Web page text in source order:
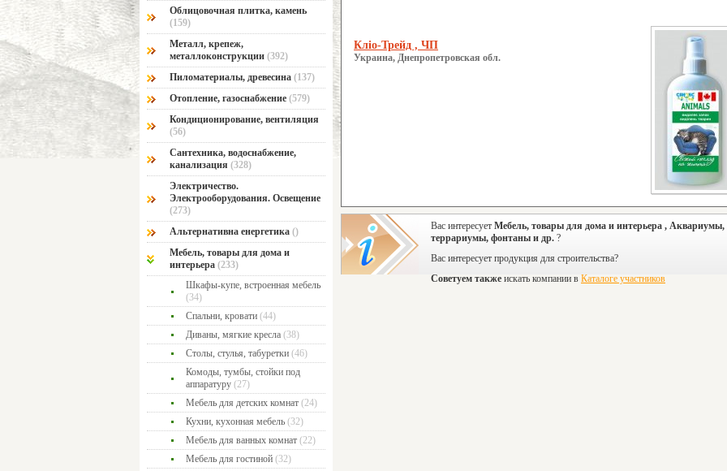
Облицовочная плитка, камень
(159)
Металл, крепеж,
металлоконструкции (392)
Пиломатериалы, древесина (137)
Отопление, газоснабжение (579)
Кондиционирование, вентиляция
(56)
Сантехника, водоснабжение,
канализация (328)
Электричество.
Электрооборудования. Освещение
(273)
Альтернативна енергетика ()
Мебель, товары для дома и
интерьера (233)
Шкафы-купе, встроенная мебель
(34)
Спальни, кровати (44)
Диваны, мягкие кресла (38)
Столы, стулья, табуретки (46)
Комоды, тумбы, стойки под
аппаратуру (27)
Мебель для детских комнат (24)
Кухни, кухонная мебель (32)
Мебель для ванных комнат (22)
Мебель для гостиной (32)
Кліо-Трейд , ЧП
Украина, Днепропетровская обл.
Вас интересует Мебель, товары для дома и интерьера , Аквариумы,
террариумы, фонтаны и др. ?
Вас интересует продукция для строительства?
Советуем также искать компании в Каталоге участников